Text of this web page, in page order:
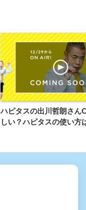
ハピタスの出川哲朗さん
しい？ハピタスの使い方